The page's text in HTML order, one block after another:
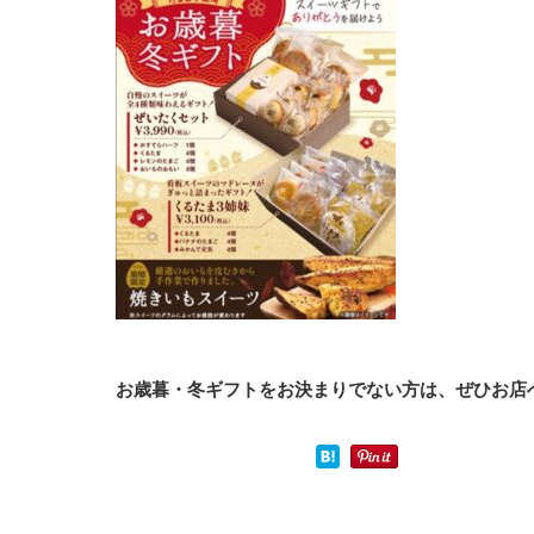
お歳暮・冬ギフトをお決まりでない方は、ぜひお店